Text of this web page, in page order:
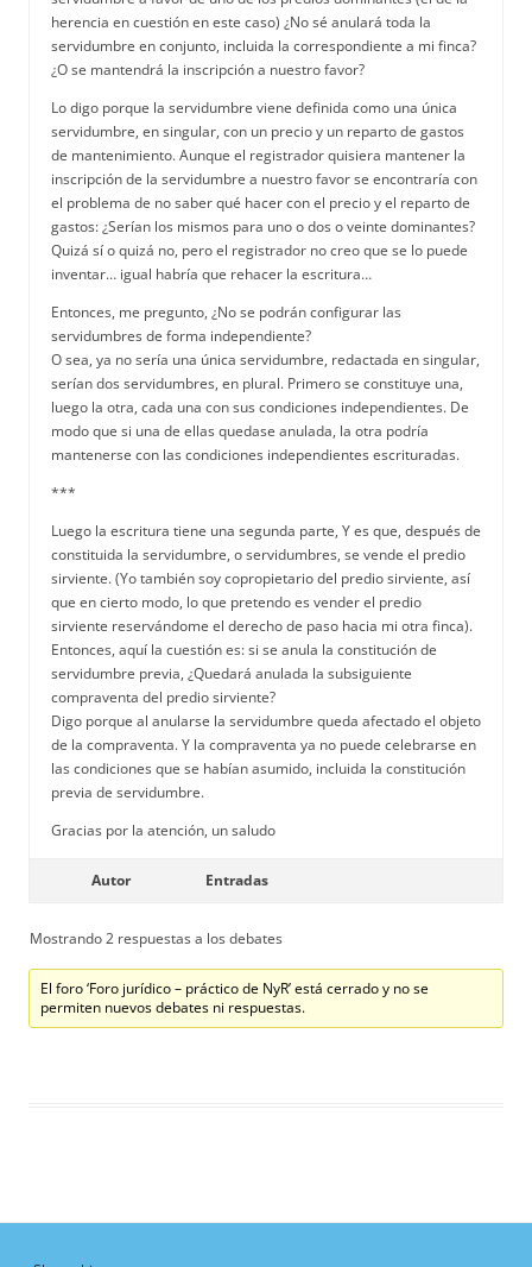
herencia en cuestión en este caso) ¿No sé anulará toda la
servidumbre en conjunto, incluida la correspondiente a mi finca?
¿O se mantendrá la inscripción a nuestro favor?
Lo digo porque la servidumbre viene definida como una única
servidumbre, en singular, con un precio y un reparto de gastos
de mantenimiento. Aunque el registrador quisiera mantener la
inscripción de la servidumbre a nuestro favor se encontraría con
el problema de no saber qué hacer con el precio y el reparto de
gastos: ¿Serían los mismos para uno o dos o veinte dominantes?
Quizá sí o quizá no, pero el registrador no creo que se lo puede
inventar… igual habría que rehacer la escritura…
Entonces, me pregunto, ¿No se podrán configurar las
servidumbres de forma independiente?
O sea, ya no sería una única servidumbre, redactada en singular,
serían dos servidumbres, en plural. Primero se constituye una,
luego la otra, cada una con sus condiciones independientes. De
modo que si una de ellas quedase anulada, la otra podría
mantenerse con las condiciones independientes escrituradas.
***
Luego la escritura tiene una segunda parte, Y es que, después de
constituida la servidumbre, o servidumbres, se vende el predio
sirviente. (Yo también soy copropietario del predio sirviente, así
que en cierto modo, lo que pretendo es vender el predio
sirviente reservándome el derecho de paso hacia mi otra finca).
Entonces, aquí la cuestión es: si se anula la constitución de
servidumbre previa, ¿Quedará anulada la subsiguiente
compraventa del predio sirviente?
Digo porque al anularse la servidumbre queda afectado el objeto
de la compraventa. Y la compraventa ya no puede celebrarse en
las condiciones que se habían asumido, incluida la constitución
previa de servidumbre.
Gracias por la atención, un saludo
Autor Entradas
Mostrando 2 respuestas a los debates
El foro ‘Foro jurídico – práctico de NyR’ está cerrado y no se
permiten nuevos debates ni respuestas.